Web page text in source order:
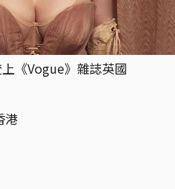
《Vogue》雜誌英國
港